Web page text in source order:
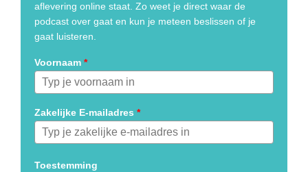
aflevering online staat. Zo weet je direct waar de
podcast over gaat en kun je meteen beslissen of je
gaat luisteren.
Voornaam *
Zakelijke E-mailadres *
Toestemming